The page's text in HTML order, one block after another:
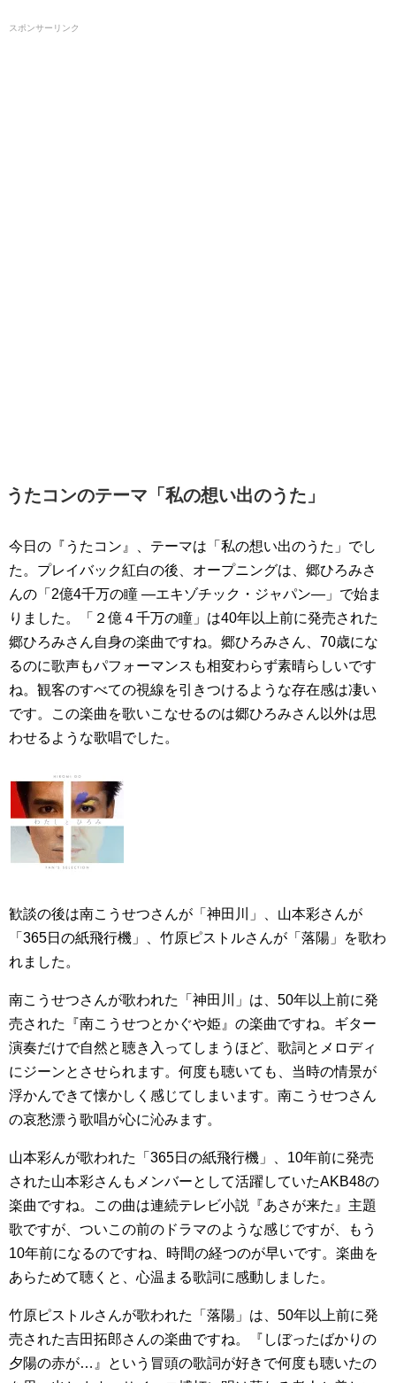
スポンサーリンク
うたコンのテーマ「私の想い出のうた」
今日の『うたコン』、テーマは「私の想い出のうた」でし
た。プレイバック紅白の後、オープニングは、郷ひろみさ
んの「2億4千万の瞳 ―エキゾチック・ジャパン―」で始ま
りました。「２億４千万の瞳」は40年以上前に発売された
郷ひろみさん自身の楽曲ですね。郷ひろみさん、70歳にな
るのに歌声もパフォーマンスも相変わらず素晴らしいです
ね。観客のすべての視線を引きつけるような存在感は凄い
です。この楽曲を歌いこなせるのは郷ひろみさん以外は思
わせるような歌唱でした。
歓談の後は南こうせつさんが「神田川」、山本彩さんが
「365日の紙飛行機」、竹原ピストルさんが「落陽」を歌わ
れました。
南こうせつさんが歌われた「神田川」は、50年以上前に発
売された『南こうせつとかぐや姫』の楽曲ですね。ギター
演奏だけで自然と聴き入ってしまうほど、歌詞とメロディ
にジーンとさせられます。何度も聴いても、当時の情景が
浮かんできて懐かしく感じてしまいます。南こうせつさん
の哀愁漂う歌唱が心に沁みます。
山本彩んが歌われた「365日の紙飛行機」、10年前に発売
された山本彩さんもメンバーとして活躍していたAKB48の
楽曲ですね。この曲は連続テレビ小説『あさが来た』主題
歌ですが、ついこの前のドラマのような感じですが、もう
10年前になるのですね、時間の経つのが早いです。楽曲を
あらためて聴くと、心温まる歌詞に感動しました。
竹原ピストルさんが歌われた「落陽」は、50年以上前に発
売された吉田拓郎さんの楽曲ですね。『しぼったばかりの
夕陽の赤が…』という冒頭の歌詞が好きで何度も聴いたの